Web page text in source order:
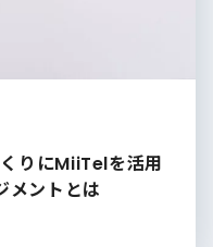
りにMiiTelを活用
メントとは